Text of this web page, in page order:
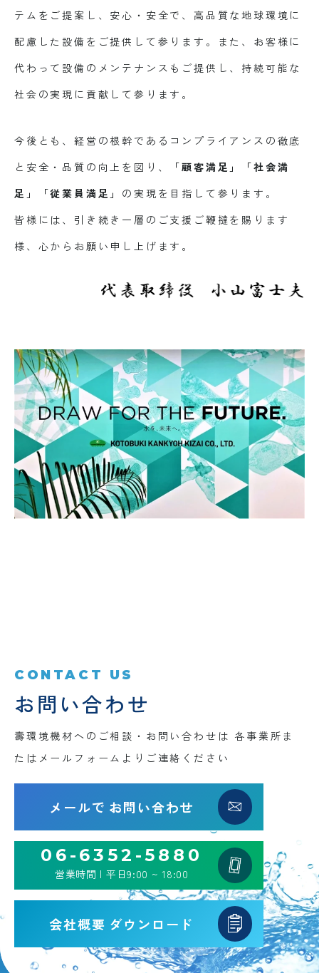
テムをご提案し、安心・安全で、高品質な地球環境に
配慮した設備をご提供して参ります。また、お客様に
代わって設備のメンテナンスもご提供し、持続可能な
社会の実現に貢献して参ります。
今後とも、経営の根幹であるコンプライアンスの徹底
と安全・品質の向上を図り、
「顧客満足」「社会満
足」「従業員満足」 の実現を目指して参ります。
皆様には、引き続き一層のご支援ご鞭撻を賜ります
様、心からお願い申し上げます。
CONTACT US
お問い合わせ
壽環境機材へのご相談・お問い合わせは 各事業所ま
たはメールフォームよりご連絡ください
メールで お問い合わせ
06-6352-5880
営業時間 | 平日9:00 ~ 18:00
会社概要 ダウンロード